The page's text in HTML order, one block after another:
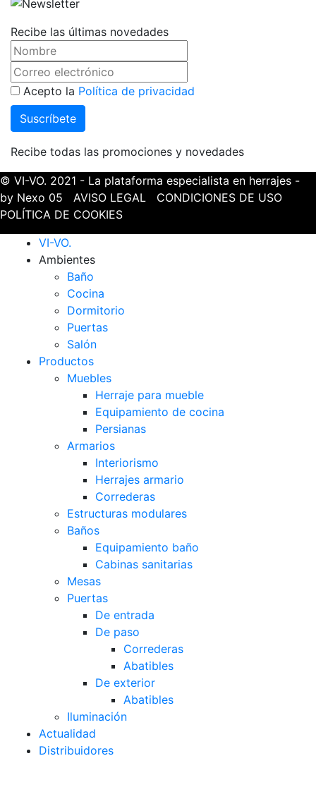
Recibe las últimas novedades
Acepto la Política de privacidad
Recibe todas las promociones y novedades
© VI-VO. 2021 - La plataforma especialista en herrajes -
by Nexo 05
AVISO LEGAL
CONDICIONES DE USO
POLÍTICA DE COOKIES
VI-VO.
Ambientes
Baño
Cocina
Dormitorio
Puertas
Salón
Productos
Muebles
Herraje para mueble
Equipamiento de cocina
Persianas
Armarios
Interiorismo
Herrajes armario
Correderas
Estructuras modulares
Baños
Equipamiento baño
Cabinas sanitarias
Mesas
Puertas
De entrada
De paso
Correderas
Abatibles
De exterior
Abatibles
Iluminación
Actualidad
Distribuidores